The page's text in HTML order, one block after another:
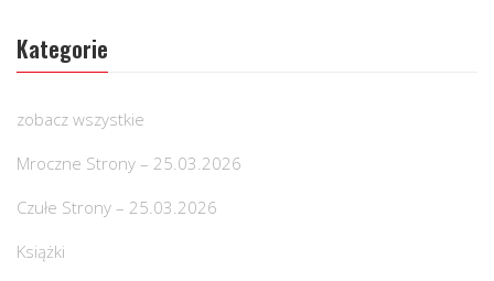
Kategorie
zobacz wszystkie
Mroczne Strony – 25.03.2026
Czułe Strony – 25.03.2026
Książki